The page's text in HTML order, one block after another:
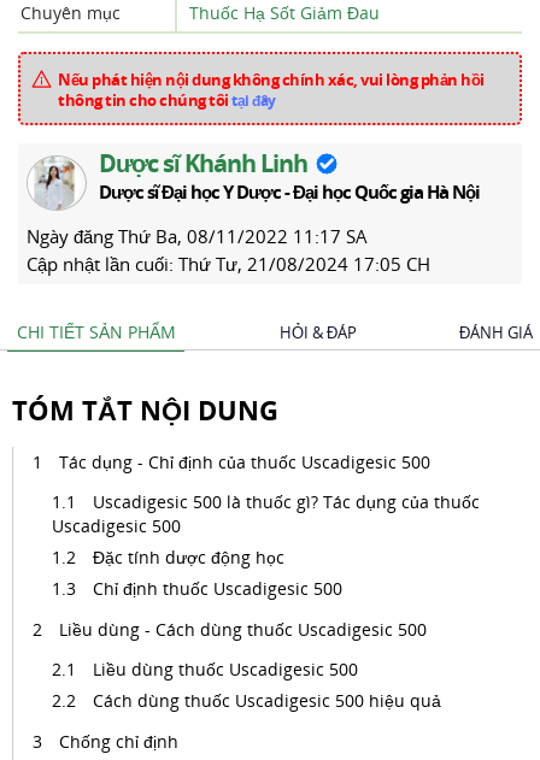
Chuyên mục
Thuốc Hạ Sốt Giảm Đau
Nếu phát hiện nội dung không chính xác, vui lòng phản hồi
thông tin cho chúng tôitại đây
Dược sĩ Khánh Linh
Dược sĩ Đại học Y Dược - Đại học Quốc gia Hà Nội
Ngày đăng Thứ Ba, 08/11/2022 11:17 SA
Cập nhật lần cuối: Thứ Tư, 21/08/2024 17:05 CH
CHI TIẾT SẢN PHẨM HỎI & ĐÁP ĐÁNH GIÁ
TÓM TẮT NỘI DUNG
Tác dụng - Chỉ định của thuốc Uscadigesic 500
Uscadigesic 500 là thuốc gì? Tác dụng của thuốc
Uscadigesic 500
Đặc tính dược động học
Chỉ định thuốc Uscadigesic 500
Liều dùng - Cách dùng thuốc Uscadigesic 500
Liều dùng thuốc Uscadigesic 500
Cách dùng thuốc Uscadigesic 500 hiệu quả
Chống chỉ định